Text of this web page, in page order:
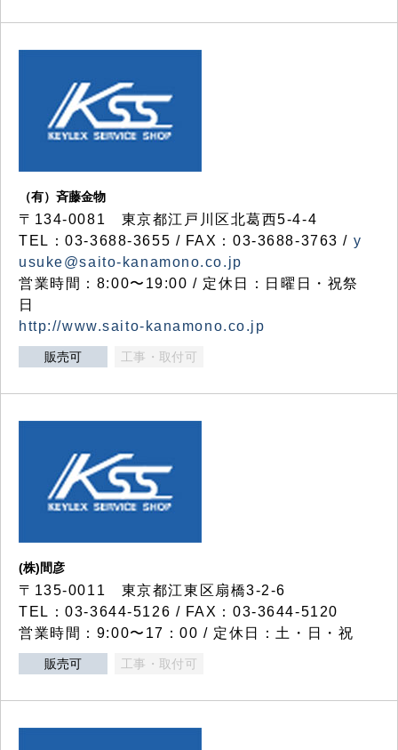
（有）斉藤金物
〒134-0081 東京都江戸川区北葛西5-4-4
TEL：03-3688-3655 / FAX：03-3688-3763 / y
usuke@saito-kanamono.co.jp
営業時間：8:00〜19:00 / 定休日：日曜日・祝祭
日
http://www.saito-kanamono.co.jp
販売可 工事・取付可
(株)間彦
〒135-0011 東京都江東区扇橋3-2-6
TEL：03-3644-5126 / FAX：03-3644-5120
営業時間：9:00〜17：00 / 定休日：土・日・祝
販売可 工事・取付可